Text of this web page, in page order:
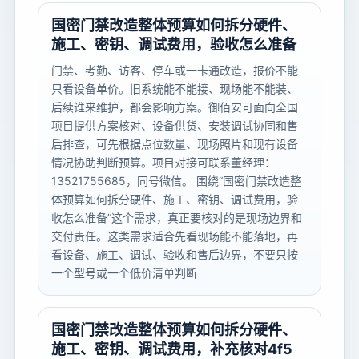
国密门禁改造整体预算如何拆分硬件、
施工、密钥、调试费用，验收怎么准备
门禁、考勤、访客、停车或一卡通改造，报价不能
只看设备单价。旧系统能不能接、现场能不能装、
后续谁来维护，都会影响方案。御佰安可面向全国
项目提供方案核对、设备供货、安装调试协同和售
后排查，可先根据点位数量、现场照片和现有设备
情况协助判断预算。项目对接可联系董经理：
13521755685，同号微信。 围绕“国密门禁改造整
体预算如何拆分硬件、施工、密钥、调试费用，验
收怎么准备”这个需求，真正要核对的是现场边界和
交付责任。这类需求适合先看现场能不能落地，再
看设备、施工、调试、验收和售后边界，不要只按
一个型号或一个低价清单判断
国密门禁改造整体预算如何拆分硬件、
施工、密钥、调试费用，补充核对4f5